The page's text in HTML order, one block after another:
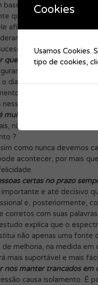
em informações
que confere dignidade à
afirma que a autoestima
importantes uma
que você acredite em
que a depressão
dia-a-dia de uma
negativos, e
situação.
muito importante
não existe, se foi. Qual
?
como nunca devemos
acontecer, por mais
certas no prazo
e até decisivo
e, posteriormente,
corretos com suas
explica que o
não apenas uma fonte
melhoria, na medida
mais suportável e mais
nos manter trancados em
causa isolamento. É
Cookies
Usamos Cookies.
tipo de cookies,